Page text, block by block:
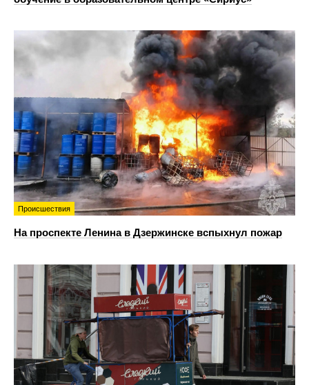
Происшествия
На проспекте Ленина в Дзержинске вспыхнул пожар